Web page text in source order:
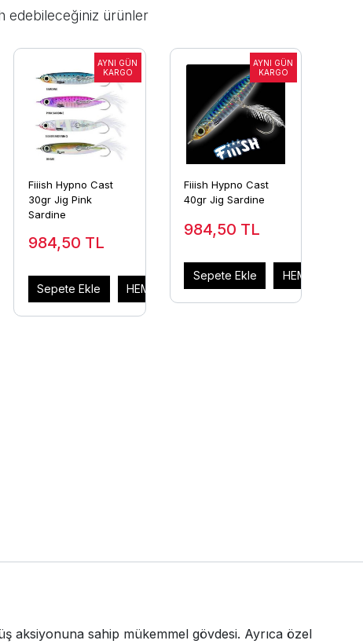
edebileceğiniz ürünler
AL
Fiiish Hypno Cast
30gr Jig Pink
Sardine
984,50 TL
Sepete Ekle HEMEN AL
Fiiish Hypno Cast
40gr Jig Sardine
984,50 TL
Sepete Ekle HEMEN AL
aksiyonuna sahip mükemmel gövdesi. Ayrıca özel